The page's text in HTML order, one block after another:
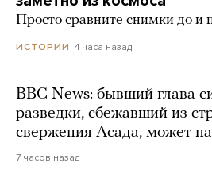
Просто сравните снимки до и
ИСТОРИИ 4 часа назад
BBC News: бывший глава
разведки, сбежавший из
свержения Асада, может
7 часов назад